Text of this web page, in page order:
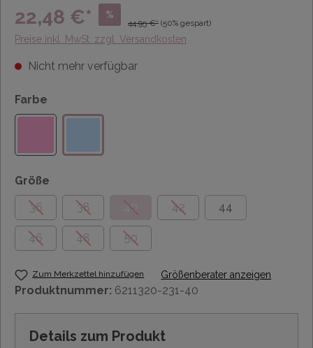
22,48 €* %
44,95 €* (50% gespart)
Preise inkl. MwSt. zzgl. Versandkosten
Nicht mehr verfügbar
Farbe
Größe
36
38 40 42 44
46 48 50
Zum Merkzettel hinzufügen Größenberater anzeigen
Produktnummer: 6211320-231-40
Details zum Produkt